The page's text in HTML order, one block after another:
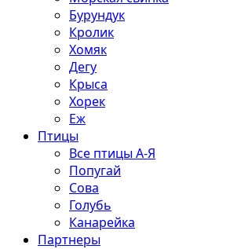
Бурундук
Кролик
Хомяк
Дегу
Крыса
Хорек
Еж
Птицы
Все птицы А-Я
Попугай
Сова
Голубь
Канарейка
Партнеры